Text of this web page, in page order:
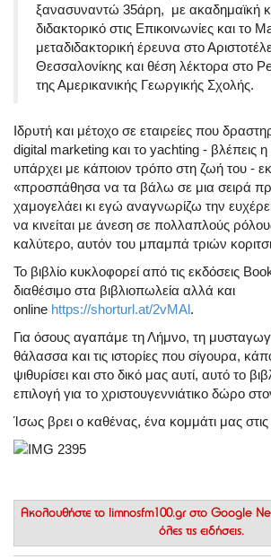
ξανασυναντώ 35άρη, με ακαδημαϊκή
διδακτορικό στις Επικοινωνίες και το
μεταδιδακτορική έρευνα στο
Θεσσαλονίκης και θέση λέκτορα στο
της Αμερικανικής Γεωργικής Σχολής.
Ιδρυτή και μέτοχο σε εταιρείες που
digital marketing και το yachting - βλέπεις
υπάρχει με κάποιον τρόπο στη ζωή του -
«προσπάθησα να τα βάλω σε μια σειρά
χαμογελάει κι εγώ αναγνωρίζω την
να κινείται με άνεση σε πολλαπλούς
καλύτερο, αυτόν του μπαμπά τριών
Το βιβλίο κυκλοφορεί από τις εκδόσεις
διαθέσιμο στα βιβλιοπωλεία αλλά και
online https://shorturl.at/2vMAl.
Για όσους αγαπάμε τη Λήμνο, τη
θάλασσα και τις ιστορίες που σίγουρα,
ψιθυρίσει και στο δικό μας αυτί, αυτό το
επιλογή για το χριστουγεννιάτικο δώρο
Ίσως βρει ο καθένας, ένα κομμάτι μας
Ακολουθήστε το limnosfm100.gr στο Google
όλες τις ειδήσεις.